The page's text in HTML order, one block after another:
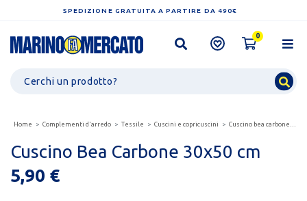
SPEDIZIONE GRATUITA A PARTIRE DA 490€
0
Home Complementi d'arredo Tessile Cuscini e copricuscini Cuscino bea carbone 30x50 cm
Cuscino Bea Carbone 30x50 cm
5,90 €